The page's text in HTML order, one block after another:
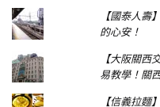
【國泰人壽
的心安！
【大阪關西
易教學！關
【信義拉